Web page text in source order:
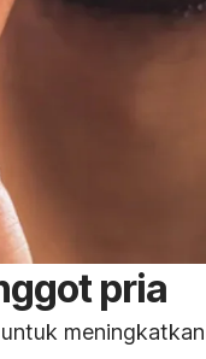
pria
untuk